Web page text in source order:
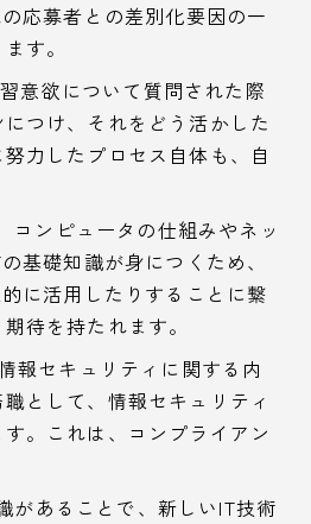
応募者との差別化要因の一
す。
意欲について質問された際
つけ、それをどう活かした
力したプロセス自体も、自
コンピュータの仕組みやネッ
基礎知識が身につくため、
に活用したりすることに繋
待を持たれます。
報セキュリティに関する内
として、情報セキュリティ
。これは、コンプライアン
があることで、新しいIT技術